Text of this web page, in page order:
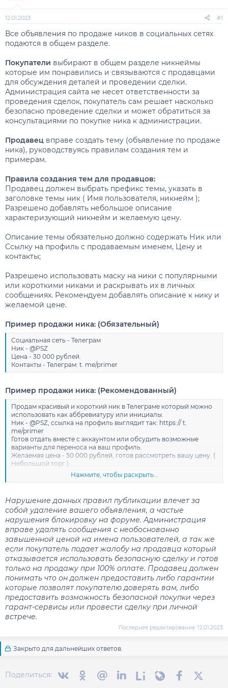
12.01.2023 #1
Все объявления по продаже ников в социальных сетях
подаются в общем разделе.
Покупатели выбирают в общем разделе никнеймы
которые им понравились и связываются с продавцами
для обсуждения деталей и проведении сделки.
Администрация сайта не несет ответственности за
проведения сделок, покупатель сам решает насколько
безопасно проведение сделки и может обратиться за
консультациями по покупке ника к администрации.
Продавец вправе создать тему (объявление по продаже
ника), руководствуясь правилам создания тем и
примерам.
Правила создания тем для продавцов:
Продавец должен выбрать префикс темы, указать в
заголовке темы ник ( Имя пользователя, никнейм );
Разрешено добавлять небольшое описание
характеризующий никнейм и желаемую цену.
Описание темы обязательно должно содержать Ник или
Ссылку на профиль с продаваемым именем, Цену и
контакты;
Разрешено использовать маску на ники с популярными
или короткими никами и раскрывать их в личных
сообщениях. Рекомендуем добавлять описание к нику и
желаемой цене.
Пример продажи ника: (Обязательный)
Социальная сеть - Телеграм
Ник - @PSZ
Цена - 30 000 рублей.
Контакты - Телеграм: t. me/primer
Пример продажи ника: (Рекомендованный)
Продам красивый и короткий ник в Телеграме который можно
использовать как аббревиатуру или инициалы.
Ник - @PSZ, ссылка на профиль выглядит так: https:// t.
me/primer
Готов отдать вместе с аккаунтом или обсудить возможные
варианты для переноса на ваш профиль.
Желаемая цена - 50 000 рублей, готов рассмотреть вашу цену. (
Небольшой торг )
Контакты для связи со мной в Телеграм: t. me/primer
Нажмите, чтобы раскрыть...
Нарушение данных правил публикации влечет за
собой удаление вашего объявления, а частые
нарушения блокировку на форуме. Администрация
вправе удалять сообщения с необоснованно
завышенной ценой на имена пользователей, а так же
если покупатель подает жалобу на продавца который
отказывается использовать безопасную сделку и готов
только на продажу при 100% оплате. Продавец должен
понимать что он должен предоставить либо гарантии
которые позволят покупателю доверять вам, либо
предоставить возможность безопасной покупки через
гарант-сервисы или провести сделку при личной
встрече.
Последнее редактирование: 12.01.2023
Закрыто для дальнейших ответов.
Поделиться: ВконтактеОдноклассники
Mail.ru LinkedinLiveinternetLivejournalFacebook